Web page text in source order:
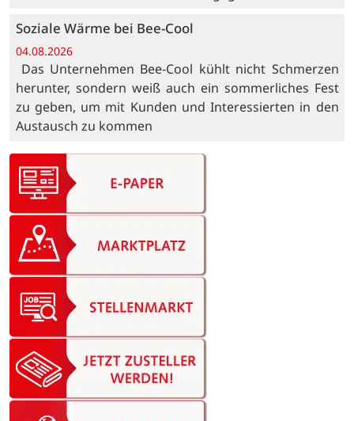
Soziale Wärme bei Bee-Cool
04.08.2026
Das Unternehmen Bee-Cool kühlt nicht Schmerzen
herunter, sondern weiß auch ein sommerliches Fest
zu geben, um mit Kunden und Interessierten in den
Austausch zu kommen